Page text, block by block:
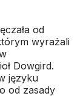
od
wyrażali
Dowgird.
języku
od zasady